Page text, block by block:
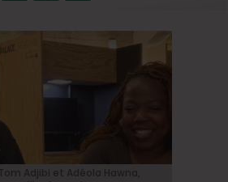
Tom Adjibi et Adéola Hawna,
Ebenezer Scrooge: le grand
Compétition belge!
», le film maudit de
Notre Salut » d’Emmanuel